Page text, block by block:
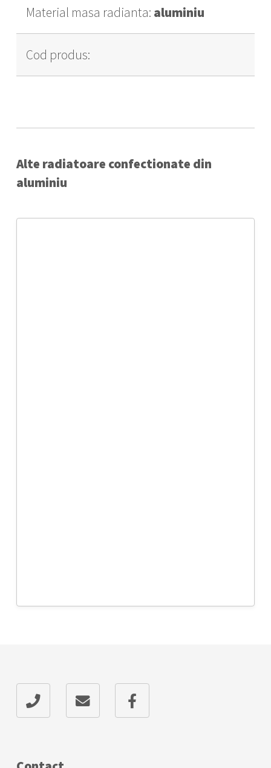
Material masa radianta: aluminiu
Cod produs:
Alte radiatoare confectionate din
aluminiu